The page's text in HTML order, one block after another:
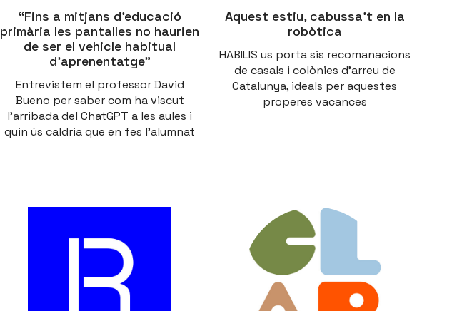
“Fins a mitjans d’educació
primària les pantalles no haurien
de ser el vehicle habitual
d’aprenentatge”
Entrevistem el professor David
Bueno per saber com ha viscut
l’arribada del ChatGPT a les aules i
quin ús caldria que en fes l’alumnat
Aquest estiu, cabussa’t en la
robòtica
HABILIS us porta sis recomanacions
de casals i colònies d'arreu de
Catalunya, ideals per aquestes
properes vacances